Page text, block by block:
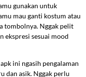
gunakan untuk
mau ganti kostum atau
tombolnya. Nggak pelit
ekspresi sesuai mood
ini ngasih pengalaman
dan asik. Nggak perlu